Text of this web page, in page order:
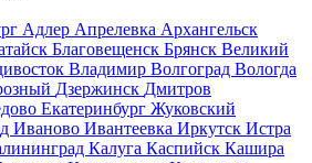
Адлер Апрелевка Архангельск
Благовещенск Брянск Великий
Владимир Волгоград Вологда
Дзержинск Дмитров
Екатеринбург Жуковский
Иваново Ивантеевка Иркутск Истра
Калуга Каспийск Кашира